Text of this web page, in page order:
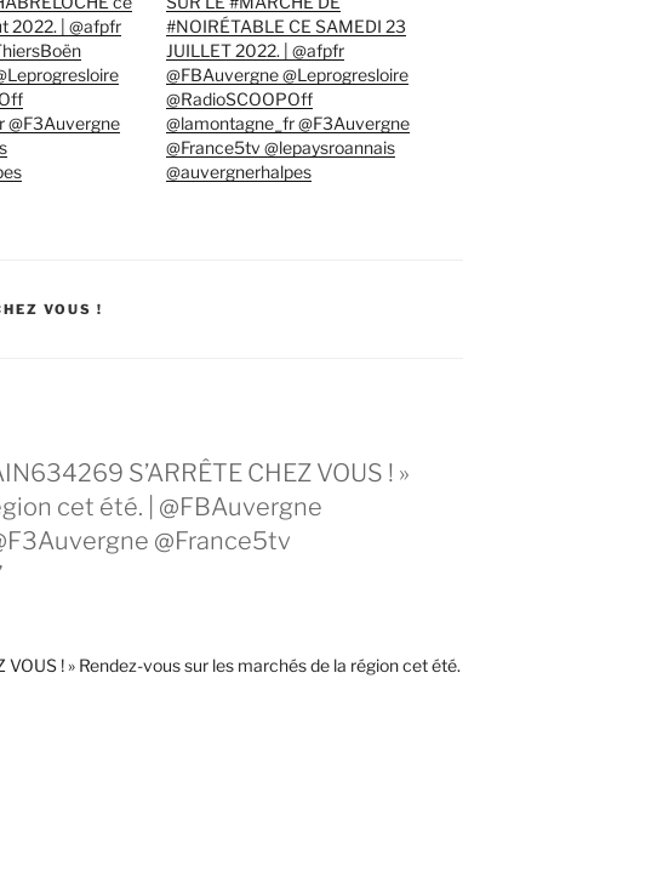
2022. | @afpfr
@F3Auvergne
#NOIRÉTABLE CE SAMEDI 23
JUILLET 2022. | @afpfr
@FBAuvergne @Leprogresloire
@RadioSCOOPOff
@lamontagne_fr @F3Auvergne
@France5tv @lepaysroannais
@auvergnerhalpes
VOUS !
S’ARRÊTE CHEZ VOUS ! »
cet été. | @FBAuvergne
@France5tv
! » Rendez-vous sur les marchés de la région cet été.